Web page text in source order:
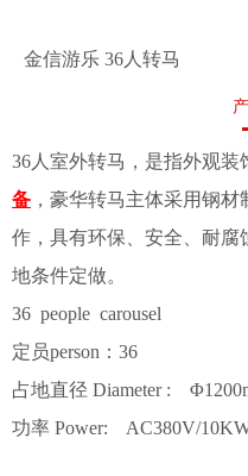
金信游乐 36人转马
36人室外转马，是指外观装
备 ，豪华转马主体采用钢
作，具有环保、安全、耐腐
地条件定做。
36 people carousel
定员person：36
占地直径 Diameter :
功率 Power: AC380V/